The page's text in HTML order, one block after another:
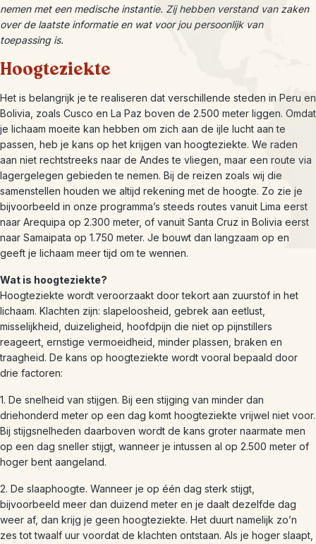
nemen met een medische instantie. Zij hebben verstand van zaken
over de laatste informatie en wat voor jou persoonlijk van
toepassing is.
Hoogteziekte
Het is belangrijk je te realiseren dat verschillende steden in Peru en
Bolivia, zoals Cusco en La Paz boven de 2.500 meter liggen. Omdat
je lichaam moeite kan hebben om zich aan de ijle lucht aan te
passen, heb je kans op het krijgen van hoogteziekte. We raden
aan niet rechtstreeks naar de Andes te vliegen, maar een route via
lagergelegen gebieden te nemen. Bij de reizen zoals wij die
samenstellen houden we altijd rekening met de hoogte. Zo zie je
bijvoorbeeld in onze programma’s steeds routes vanuit Lima eerst
naar Arequipa op 2.300 meter, of vanuit Santa Cruz in Bolivia eerst
naar Samaipata op 1.750 meter. Je bouwt dan langzaam op en
geeft je lichaam meer tijd om te wennen.
Wat is hoogteziekte?
Hoogteziekte wordt veroorzaakt door tekort aan zuurstof in het
lichaam. Klachten zijn: slapeloosheid, gebrek aan eetlust,
misselijkheid, duizeligheid, hoofdpijn die niet op pijnstillers
reageert, ernstige vermoeidheid, minder plassen, braken en
traagheid. De kans op hoogteziekte wordt vooral bepaald door
drie factoren:
1. De snelheid van stijgen. Bij een stijging van minder dan
driehonderd meter op een dag komt hoogteziekte vrijwel niet voor.
Bij stijgsnelheden daarboven wordt de kans groter naarmate men
op een dag sneller stijgt, wanneer je intussen al op 2.500 meter of
hoger bent aangeland.
2. De slaaphoogte. Wanneer je op één dag sterk stijgt,
bijvoorbeeld meer dan duizend meter en je daalt dezelfde dag
weer af, dan krijg je geen hoogteziekte. Het duurt namelijk zo’n
zes tot twaalf uur voordat de klachten ontstaan. Als je hoger slaapt,